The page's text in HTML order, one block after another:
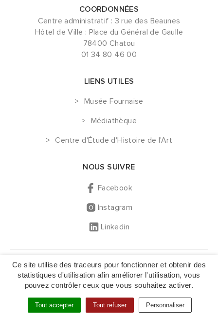
Ce site utilise des traceurs pour fonctionner et obtenir des
statistiques d'utilisation afin améliorer l'utilisation, vous
pouvez contrôler ceux que vous souhaitez activer.
Tout accepter Tout refuser Personnaliser
COORDONNÉES
Centre administratif : 3 rue des Beaunes
Hôtel de Ville : Place du Général de Gaulle
78400 Chatou
01 34 80 46 00
LIENS UTILES
Musée Fournaise
Médiathèque
Centre d'Étude d'Histoire de l'Art
NOUS SUIVRE
Facebook
Instagram
Linkedin
GESTION DES COOKIES
MENTIONS LÉGALES
NOUS CONTACTER
PLAN DU SITE
ACCESSIBILITÉ : NON CONFORME